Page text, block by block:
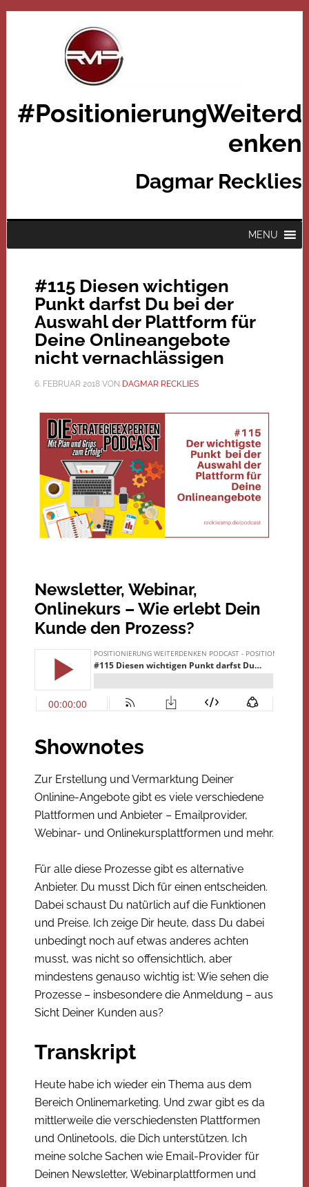
#PositionierungWeiterd
enken
Dagmar Recklies
MENU
#115 Diesen wichtigen
Punkt darfst Du bei der
Auswahl der Plattform für
Deine Onlineangebote
nicht vernachlässigen
6. FEBRUAR 2018VON DAGMAR RECKLIES
Newsletter, Webinar,
Onlinekurs – Wie erlebt Dein
Kunde den Prozess?
Shownotes
Zur Erstellung und Vermarktung Deiner
Onlinine-Angebote gibt es viele verschiedene
Plattformen und Anbieter – Emailprovider,
Webinar- und Onlinekursplattformen und mehr.
Für alle diese Prozesse gibt es alternative
Anbieter. Du musst Dich für einen entscheiden.
Dabei schaust Du natürlich auf die Funktionen
und Preise. Ich zeige Dir heute, dass Du dabei
unbedingt noch auf etwas anderes achten
musst, was nicht so offensichtlich, aber
mindestens genauso wichtig ist: Wie sehen die
Prozesse – insbesondere die Anmeldung – aus
Sicht Deiner Kunden aus?
Transkript
Heute habe ich wieder ein Thema aus dem
Bereich Onlinemarketing. Und zwar gibt es da
mittlerweile die verschiedensten Plattformen
und Onlinetools, die Dich unterstützen. Ich
meine solche Sachen wie Email-Provider für
Deinen Newsletter, Webinarplattformen und